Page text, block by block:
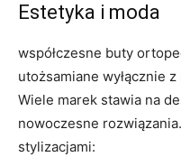
Estetyka i moda
współczesne buty
utożsamiane wyłącznie
Wiele marek stawia na
nowoczesne
stylizacjami: